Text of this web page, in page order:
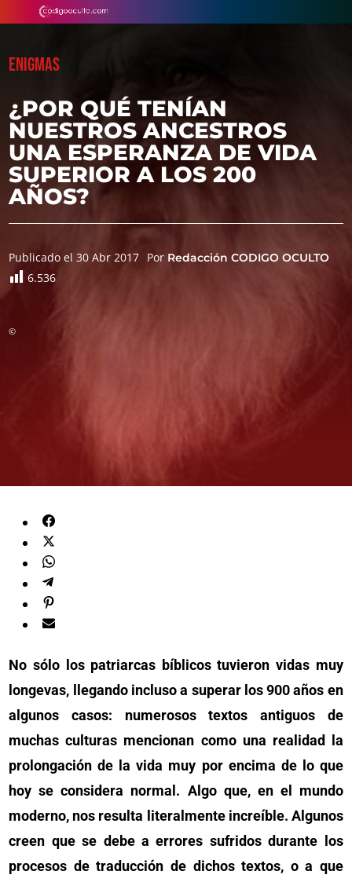
ENIGMAS
¿POR QUÉ TENÍAN
NUESTROS ANCESTROS
UNA ESPERANZA DE VIDA
SUPERIOR A LOS 200
AÑOS?
Publicado el 30 Abr 2017 Por Redacción CODIGO OCULTO
6.536
©
No sólo los patriarcas bíblicos tuvieron vidas muy
longevas, llegando incluso a superar los 900 años en
algunos casos: numerosos textos antiguos de
muchas culturas mencionan como una realidad la
prolongación de la vida muy por encima de lo que
hoy se considera normal. Algo que, en el mundo
moderno, nos resulta literalmente increíble. Algunos
creen que se debe a errores sufridos durante los
procesos de traducción de dichos textos, o a que